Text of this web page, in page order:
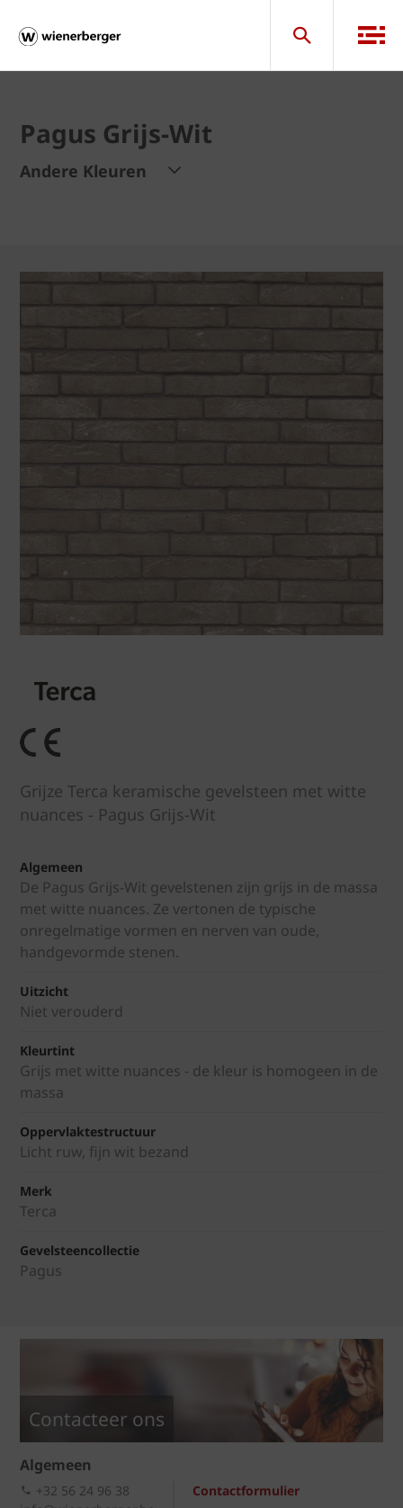
Pagus Grijs-Wit
Andere Kleuren
Grijze Terca keramische gevelsteen met witte
nuances - Pagus Grijs-Wit
Algemeen
De Pagus Grijs-Wit gevelstenen zijn grijs in de massa
met witte nuances. Ze vertonen de typische
onregelmatige vormen en nerven van oude,
handgevormde stenen.
Uitzicht
Niet verouderd
Kleurtint
Grijs met witte nuances - de kleur is homogeen in de
massa
Oppervlaktestructuur
Licht ruw, fijn wit bezand
Merk
Terca
Gevelsteencollectie
Pagus
Contacteer ons
Algemeen
Contactformulier
+32 56 24 96 38